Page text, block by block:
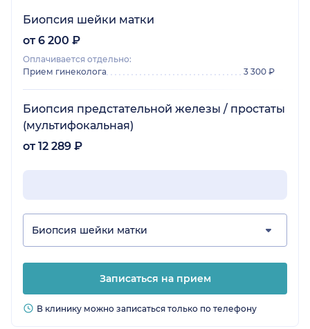
Биопсия шейки матки
от 6 200 ₽
Оплачивается отдельно:
Прием гинеколога
3 300 ₽
Биопсия предстательной железы / простаты
(мультифокальная)
от 12 289 ₽
Биопсия шейки матки
Записаться на прием
В клинику можно записаться только по телефону